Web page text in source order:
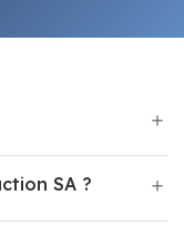
SA ?